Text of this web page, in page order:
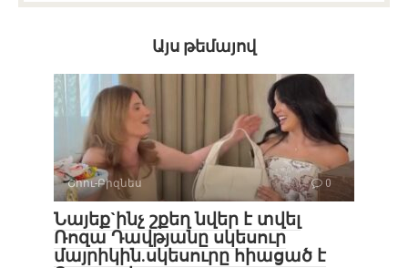
Այս թեմայով
Շոու-Բիզնես 0
Նայեք`ինչ շքեղ նվեր է տվել
Ռոզա Դավթյանը սկեսուր
մայրիկին.սկեսուրը հիացած է